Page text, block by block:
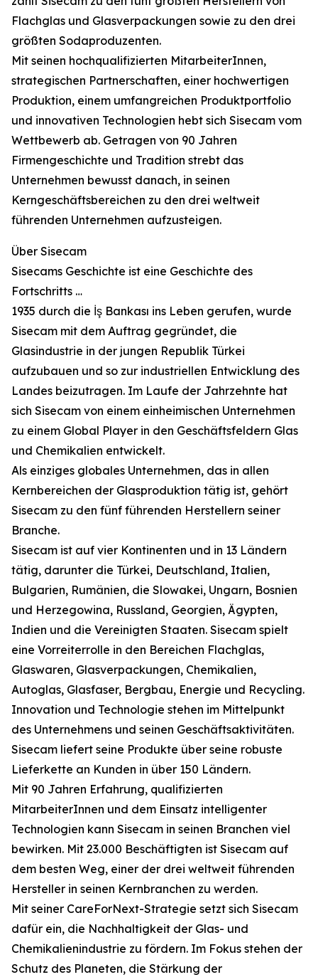
Flachglas und Glasverpackungen sowie zu den drei
größten Sodaproduzenten.
Mit seinen hochqualifizierten MitarbeiterInnen,
strategischen Partnerschaften, einer hochwertigen
Produktion, einem umfangreichen Produktportfolio
und innovativen Technologien hebt sich Sisecam vom
Wettbewerb ab. Getragen von 90 Jahren
Firmengeschichte und Tradition strebt das
Unternehmen bewusst danach, in seinen
Kerngeschäftsbereichen zu den drei weltweit
führenden Unternehmen aufzusteigen.
Über Sisecam
Sisecams Geschichte ist eine Geschichte des
Fortschritts …
1935 durch die İş Bankası ins Leben gerufen, wurde
Sisecam mit dem Auftrag gegründet, die
Glasindustrie in der jungen Republik Türkei
aufzubauen und so zur industriellen Entwicklung des
Landes beizutragen. Im Laufe der Jahrzehnte hat
sich Sisecam von einem einheimischen Unternehmen
zu einem Global Player in den Geschäftsfeldern Glas
und Chemikalien entwickelt.
Als einziges globales Unternehmen, das in allen
Kernbereichen der Glasproduktion tätig ist, gehört
Sisecam zu den fünf führenden Herstellern seiner
Branche.
Sisecam ist auf vier Kontinenten und in 13 Ländern
tätig, darunter die Türkei, Deutschland, Italien,
Bulgarien, Rumänien, die Slowakei, Ungarn, Bosnien
und Herzegowina, Russland, Georgien, Ägypten,
Indien und die Vereinigten Staaten. Sisecam spielt
eine Vorreiterrolle in den Bereichen Flachglas,
Glaswaren, Glasverpackungen, Chemikalien,
Autoglas, Glasfaser, Bergbau, Energie und Recycling.
Innovation und Technologie stehen im Mittelpunkt
des Unternehmens und seinen Geschäftsaktivitäten.
Sisecam liefert seine Produkte über seine robuste
Lieferkette an Kunden in über 150 Ländern.
Mit 90 Jahren Erfahrung, qualifizierten
MitarbeiterInnen und dem Einsatz intelligenter
Technologien kann Sisecam in seinen Branchen viel
bewirken. Mit 23.000 Beschäftigten ist Sisecam auf
dem besten Weg, einer der drei weltweit führenden
Hersteller in seinen Kernbranchen zu werden.
Mit seiner CareForNext-Strategie setzt sich Sisecam
dafür ein, die Nachhaltigkeit der Glas- und
Chemikalienindustrie zu fördern. Im Fokus stehen der
Schutz des Planeten, die Stärkung der